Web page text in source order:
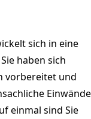
sich in eine
haben sich
vorbereitet und
Einwände
einmal sind Sie